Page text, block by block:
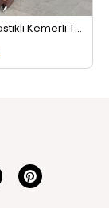
Kadın Bel Lastikli Kemerli Tül Flog Etek Kahve